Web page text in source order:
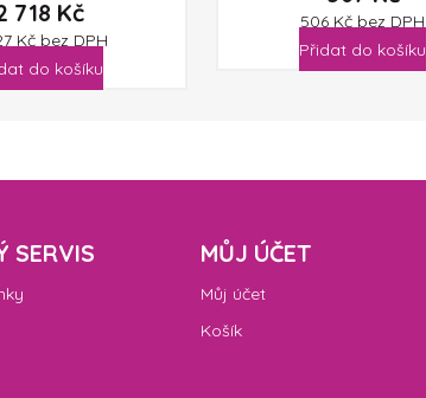
718 Kč
Kč bez DPH
do košíku
506 Kč bez DPH
Přidat do košíku
SERVIS MŮJ ÚČET
Můj účet
Košík